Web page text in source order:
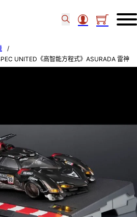
/
UNITED《高智能方程式》ASURADA 雷神